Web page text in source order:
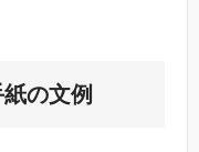
の文例